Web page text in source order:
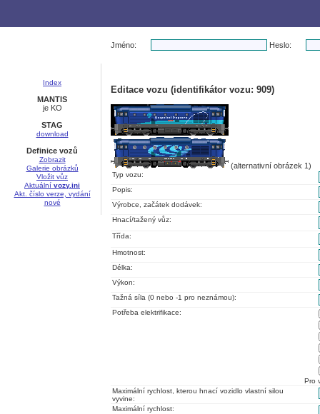
Index
MANTIS
je KO
STAG
download
Definice vozů
Zobrazit
Galerie obrázků
Vložit vůz
Aktuální vozy.ini
Akt. číslo verze, vydání
nové
Jméno: Heslo:
Editace vozu (identifikátor vozu: 909)
(alternativní obrázek 1)
Typ vozu:
Popis:
Výrobce, začátek dodávek:
Hnací/tažený vůz:
Třída:
Hmotnost:
Délka:
Výkon:
Tažná síla (0 nebo -1 pro neznámou):
Potřeba elektrifikace:
Pro
Maximální rychlost, kterou hnací vozidlo vlastní silou
vyvine:
Maximální rychlost: